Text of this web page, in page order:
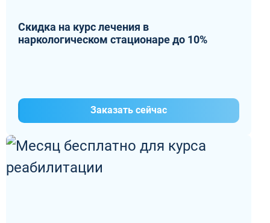
Скидка на курс лечения в
наркологическом стационаре до 10%
Заказать сейчас